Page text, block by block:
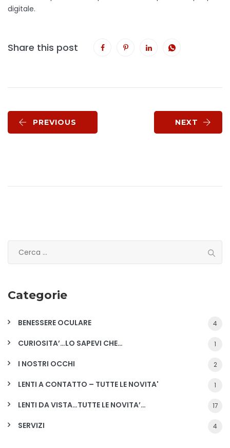
digitale.
Share this post
PREVIOUS NEXT
per:
Categorie
BENESSERE OCULARE 4
CURIOSITA’…LO SAPEVI CHE… 1
I NOSTRI OCCHI 2
LENTI A CONTATTO – TUTTE LE NOVITA' 1
LENTI DA VISTA…TUTTE LE NOVITA’… 17
SERVIZI 4